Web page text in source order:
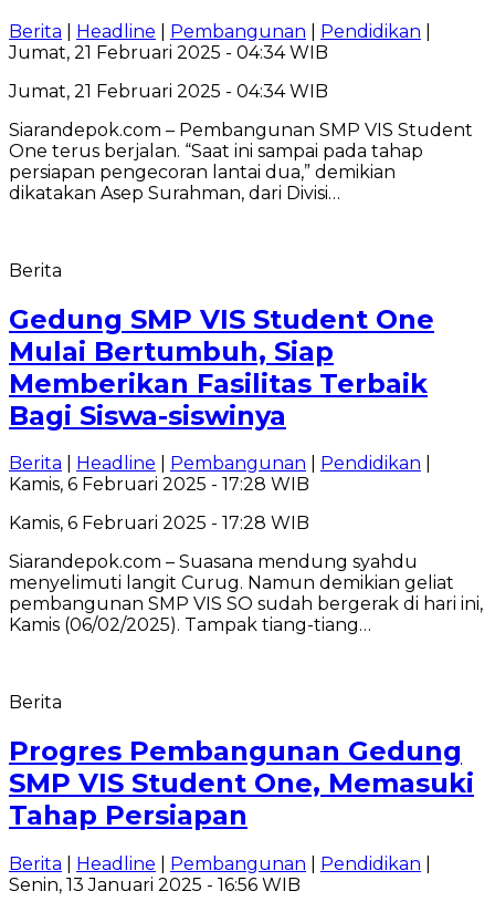
Berita Headline Pembangunan Pendidikan
Jumat, 21 Februari 2025 - 04:34 WIB
Jumat, 21 Februari 2025 - 04:34 WIB
Siarandepok.com – Pembangunan SMP VIS Student
One terus berjalan. “Saat ini sampai pada tahap
persiapan pengecoran lantai dua,” demikian
dikatakan Asep Surahman, dari Divisi…
Berita
Gedung SMP VIS Student One
Mulai Bertumbuh, Siap
Memberikan Fasilitas Terbaik
Bagi Siswa-siswinya
Berita Headline Pembangunan Pendidikan
Kamis, 6 Februari 2025 - 17:28 WIB
Kamis, 6 Februari 2025 - 17:28 WIB
Siarandepok.com – Suasana mendung syahdu
menyelimuti langit Curug. Namun demikian geliat
pembangunan SMP VIS SO sudah bergerak di hari ini,
Kamis (06/02/2025). Tampak tiang-tiang…
Berita
Progres Pembangunan Gedung
SMP VIS Student One, Memasuki
Tahap Persiapan
Berita Headline Pembangunan Pendidikan
Senin, 13 Januari 2025 - 16:56 WIB